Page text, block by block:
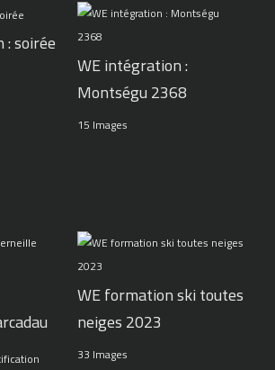
soirée
WE intégration :
Montségu 2368
15 Images
WE formation ski toutes
neiges 2023
33 Images